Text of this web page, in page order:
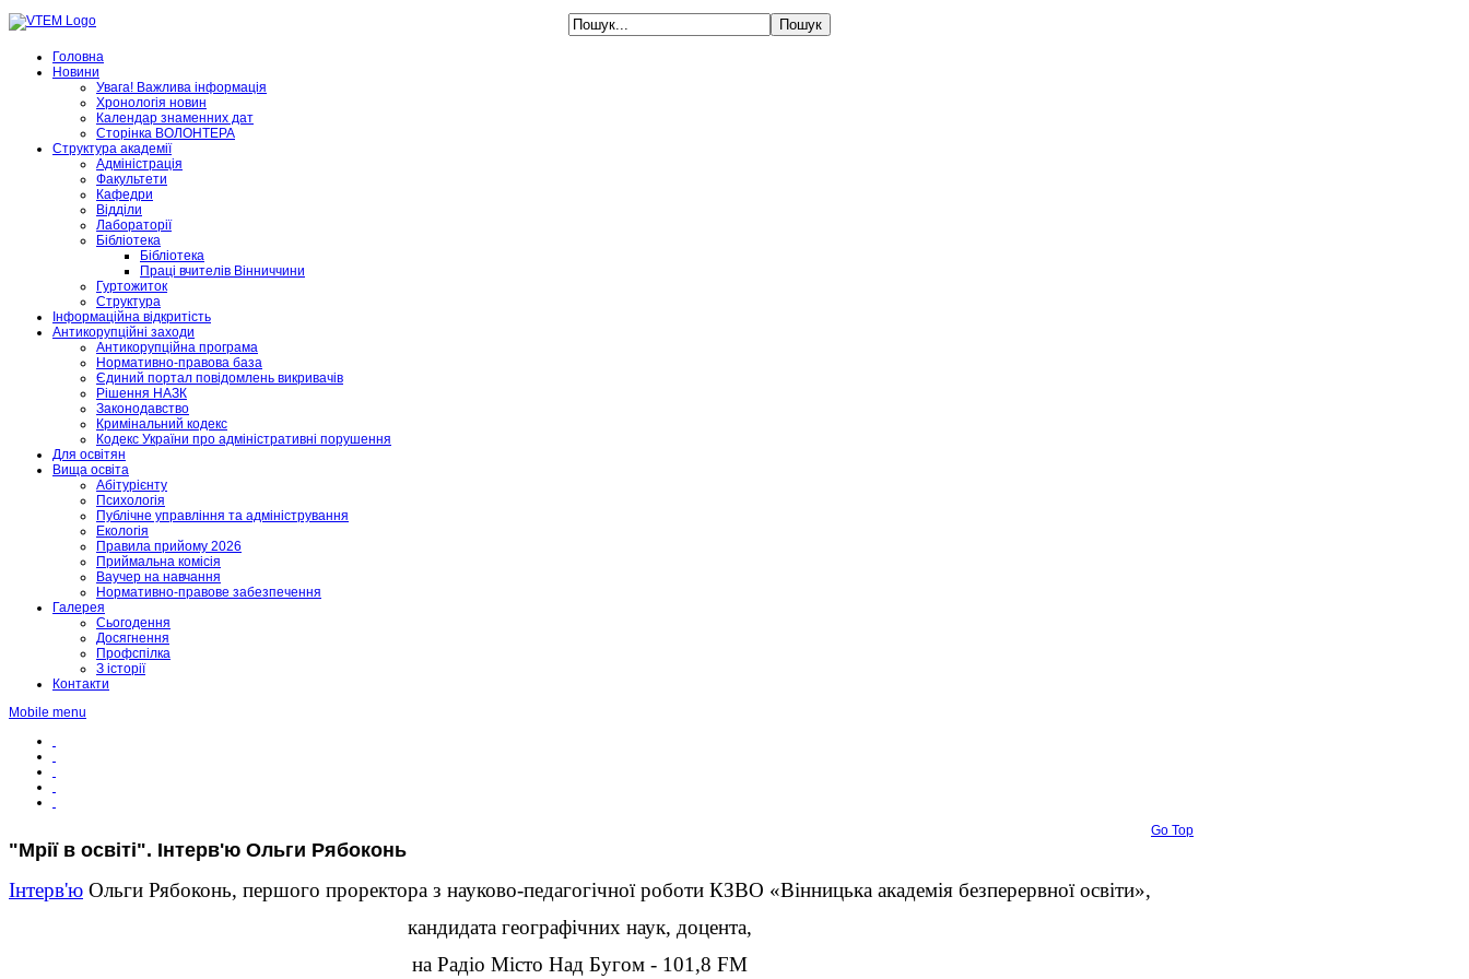
Головна
Новини
Увага! Важлива інформація
Хронологія новин
Календар знаменних дат
Сторінка ВОЛОНТЕРА
Структура академії
Адміністрація
Факультети
Кафедри
Відділи
Лабораторії
Бібліотека
Бібліотека
Праці вчителів Вінниччини
Гуртожиток
Структура
Інформаційна відкритість
Антикорупційні заходи
Антикорупційна програма
Нормативно-правова база
Єдиний портал повідомлень викривачів
Рішення НАЗК
Законодавство
Кримінальний кодекс
Кодекс України про адміністративні порушення
Для освітян
Вища освіта
Абітурієнту
Психологія
Публічне управління та адміністрування
Екологія
Правила прийому 2026
Приймальна комісія
Ваучер на навчання
Нормативно-правове забезпечення
Галерея
Сьогодення
Досягнення
Профспілка
З історії
Контакти
Mobile menu
"Мрії в освіті". Інтерв'ю Ольги Рябоконь
Інтерв'ю Ольги Рябоконь, першого проректора з науково-педагогічної роботи КЗВО «Вінницька академія безперервної освіти»,
кандидата географічних наук, доцента,
на Радіо Місто Над Бугом - 101,8 FM
Go Top